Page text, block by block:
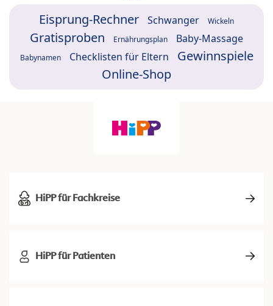
Eisprung-Rechner Schwanger Wickeln
Gratisproben Ernährungsplan Baby-Massage
Babynamen Checklisten für Eltern
Gewinnspiele
Online-Shop
HiPP für Fachkreise
HiPP für Patienten